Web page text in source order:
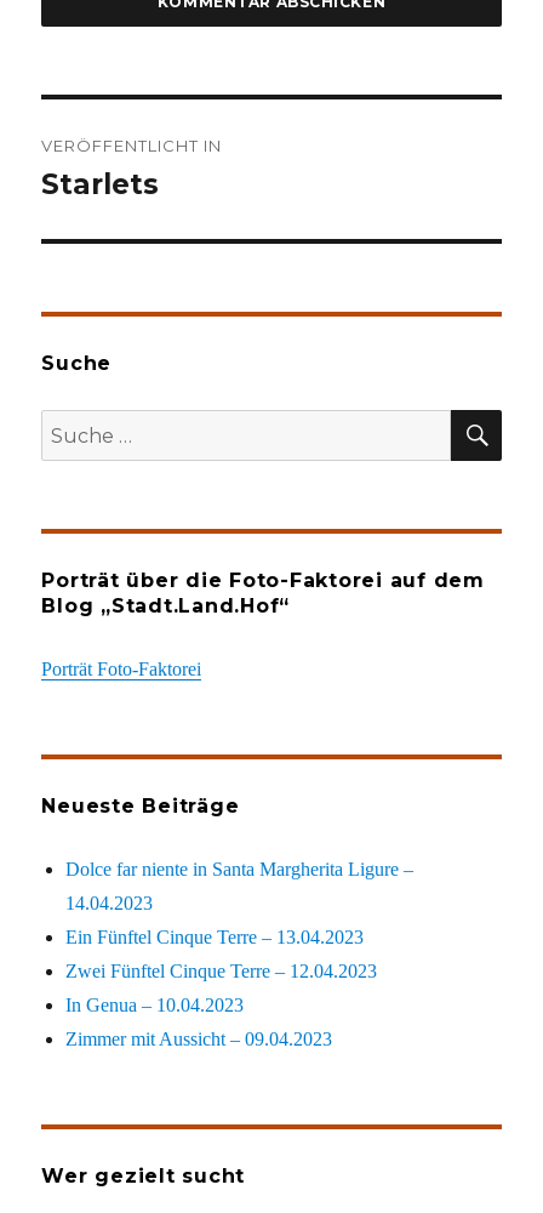
VERÖFFENTLICHT IN
Starlets
Suche
Suche
nach:
Porträt über die Foto-Faktorei auf dem
Blog „Stadt.Land.Hof“
Porträt Foto-Faktorei
Neueste Beiträge
Dolce far niente in Santa Margherita Ligure –
14.04.2023
Ein Fünftel Cinque Terre – 13.04.2023
Zwei Fünftel Cinque Terre – 12.04.2023
In Genua – 10.04.2023
Zimmer mit Aussicht – 09.04.2023
Wer gezielt sucht